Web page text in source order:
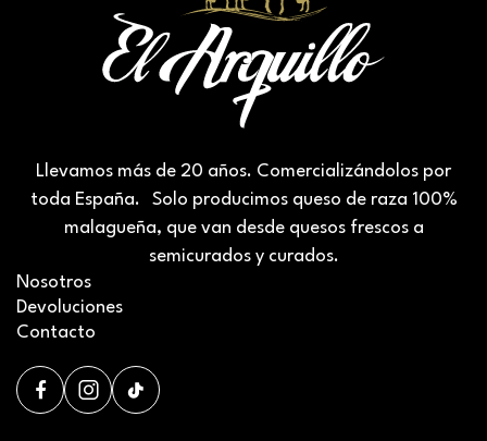
Nosotros
Devoluciones
Contacto
Llevamos más de 20 años. Comercializándolos por
toda España. Solo producimos queso de raza 100%
malagueña, que van desde quesos frescos a
semicurados y curados.